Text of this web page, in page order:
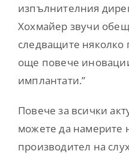
изпълнителния
Хохмайер звучи
следващите
още повече
имплантати.”
Повече за всички
можете да намерите
производител на